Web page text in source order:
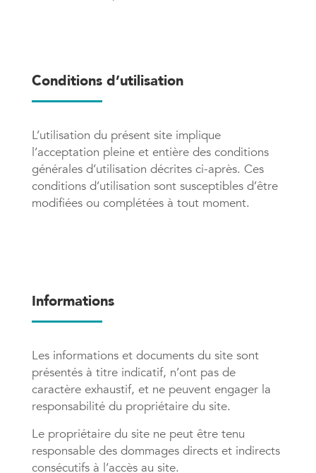
Conditions d’utilisation
L’utilisation du présent site implique
l’acceptation pleine et entière des conditions
générales d’utilisation décrites ci-après. Ces
conditions d’utilisation sont susceptibles d’être
modifiées ou complétées à tout moment.
Informations
Les informations et documents du site sont
présentés à titre indicatif, n’ont pas de
caractère exhaustif, et ne peuvent engager la
responsabilité du propriétaire du site.
Le propriétaire du site ne peut être tenu
responsable des dommages directs et indirects
consécutifs à l’accès au site.